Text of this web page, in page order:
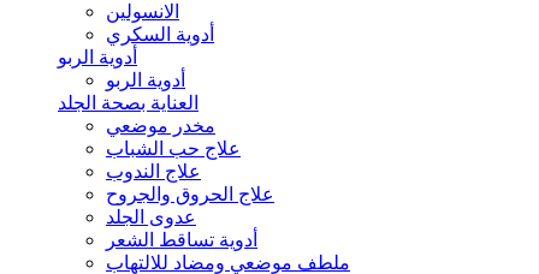
الانسولين
أدوية السكري
أدوية الربو
أدوية الربو
العناية بصحة الجلد
مخدر موضعي
علاج حب الشباب
علاج الندوب
علاج الحروق والجروح
عدوى الجلد
أدوية تساقط الشعر
ملطف موضعي ومضاد للالتهاب